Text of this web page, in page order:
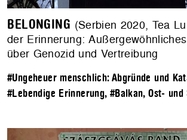
BELONGING (Serbien 2020, Tea
der Erinnerung:
über Genozid und Vertreibung
#Ungeheuer menschlich: Abgründe und
#Lebendige Erinnerung, #Balkan, Ost- und